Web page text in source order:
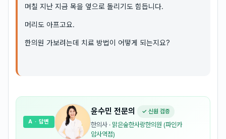
며칠 지난 지금 목을 옆으로 돌리기도 힘듭니다.
머리도 아프고요.
한의원 가보려는데 치료 방법이 어떻게 되는지요?
윤수민 전문의 ✓ 신원 검증
한의사 · 맑은숲한사랑한의원 (파인카
암사역점)
A · 답변